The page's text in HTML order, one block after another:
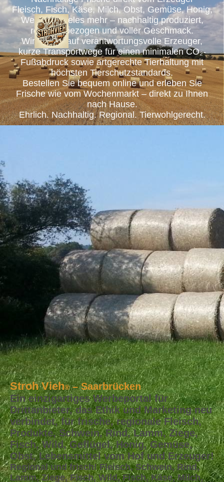
Fleisch, Fisch, Käse, Milch, Obst, Gemüse, Honig,
Wein und vieles mehr – nachhaltig produziert,
regional bezogen und voller Geschmack.
Wir setzen auf verantwortungsvolle Erzeuger,
kurze Transportwege für einen minimalen CO₂-
Fußabdruck sowie artgerechte Tierhaltung mit
höchsten Tierschutzstandards.
Bestellen Sie bequem online und erleben Sie
Frische wie vom Wochenmarkt – direkt zu Ihnen
nach Hause.
Ehrlich. Nachhaltig. Regional. Tierwohlgerecht.
Stroh Vieh®– Saarbrücken
Ein einzigartiges Werbeportal für
Drittanbieter, das Ethik und Marketing neu
verbindet, für frische, regionale Fleisch,
Produkte, Schwein, Rind, Lamm, Ziege,
Fisch, Wild, Geflügel, Honig, Gemüse,
Obst, Lebensmittel vom Hof und Erzeuger!
Regional und frisch! Fleisch, Schwein, Rind,
Lamm, Ziege, Fisch, Wild, Fisch, Käse, Milch,